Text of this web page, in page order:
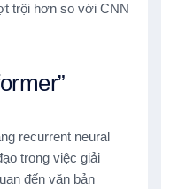
trội hơn so với CNN
recurrent neural
trong việc giải
đến văn bản